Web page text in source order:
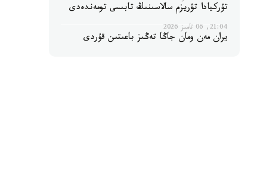
تۇركيادا تۋريزم سالاسىنىڭ تابىسى تومەندەدى
21:04, 06 تامىز 2026
يران مەن ومان جاڭا تەڭىز باعىتىن قۇردى